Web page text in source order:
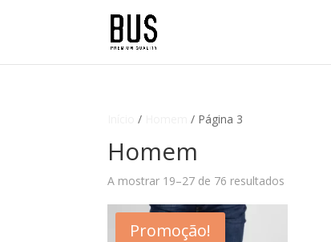
/ / Página 3
Homem
A mostrar 19–27 de 76 resultados
Promoção!